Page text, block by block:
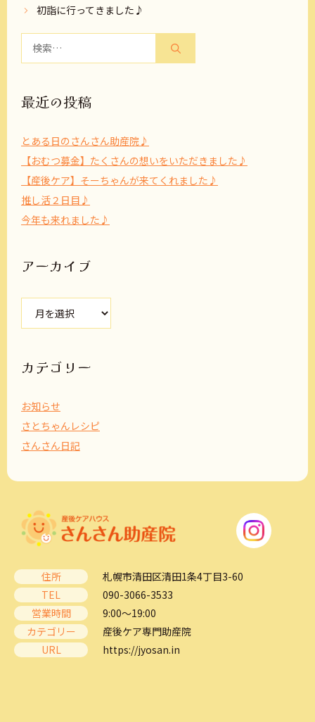
初詣に行ってきました♪
最近の投稿
とある日のさんさん助産院♪
【おむつ募金】たくさんの想いをいただきました♪
【産後ケア】そーちゃんが来てくれました♪
推し活２日目♪
今年も来れました♪
アーカイブ
カ
ブ
カテゴリー
お知らせ
さとちゃんレシピ
さんさん日記
住所
札幌市清田区清田1条4丁目3-60
TEL
090-3066-3533
営業時間
9:00～19:00
カテゴリー
産後ケア専門助産院
URL
https://jyosan.in